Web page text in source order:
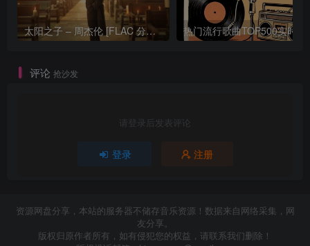
太阳之子 – 周杰伦 [FLAC 分轨 192Khz 24bit]
评论 抢沙发
请登录后发表评论
登录 注册
资源网盘分享，本站的服务器不储存音乐资源！数据来自网络采集，网
友分享。
版权归原作者所有，如有侵犯您的权益，请联系我们删除！